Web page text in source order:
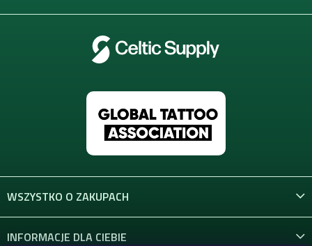
WSZYSTKO O ZAKUPACH
INFORMACJE DLA CIEBIE